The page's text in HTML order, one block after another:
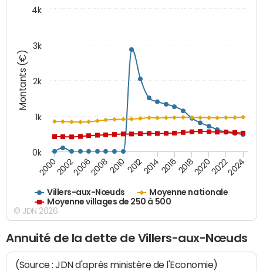
Montants (€)
Villers-aux-Nœuds
Moyenne nationale
Moyenne villages de 250 à 500
20002002200620082010 2012201420162018202020222024
0k
1k
2k
3k
4k
© JDN 2026
Annuité de la dette de Villers-aux-Nœuds
(Source : JDN d'après ministère de l'Economie)